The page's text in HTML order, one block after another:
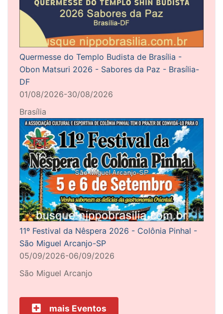
Quermesse do Templo Budista de Brasília -
Obon Matsuri 2026 - Sabores da Paz - Brasília-
DF
01/08/2026-30/08/2026
Brasília
11º Festival da Nêspera 2026 - Colônia Pinhal -
São Miguel Arcanjo-SP
05/09/2026-06/09/2026
São Miguel Arcanjo
mais Eventos